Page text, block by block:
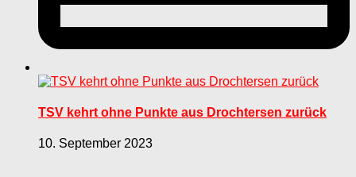
TSV kehrt ohne Punkte aus Drochtersen zurück
10. September 2023